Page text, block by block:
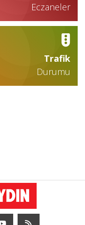
Eczaneler
Trafik
Durumu